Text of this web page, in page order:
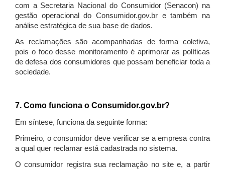
com a Secretaria Nacional do Consumidor (Senacon) na
gestão operacional do Consumidor.gov.br e também na
análise estratégica de sua base de dados.
As reclamações são acompanhadas de forma coletiva,
pois o foco desse monitoramento é aprimorar as políticas
de defesa dos consumidores que possam beneficiar toda a
sociedade.
7. Como funciona o Consumidor.gov.br?
Em síntese, funciona da seguinte forma:
Primeiro, o consumidor deve verificar se a empresa contra
a qual quer reclamar está cadastrada no sistema.
O consumidor registra sua reclamação no site e, a partir